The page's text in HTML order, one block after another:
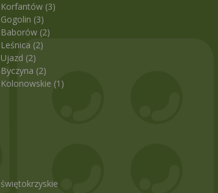
Korfantów (3)
Gogolin (3)
Baborów (2)
Leśnica (2)
Ujazd (2)
Byczyna (2)
Kolonowskie (1)
świętokrzyskie